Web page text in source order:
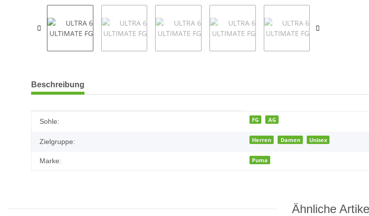
weitere Registerkarten anzeigen
Beschreibung
Produkteigenschaft
Wert
Sohle: FG AG
Zielgruppe: Herren Damen Unisex
Marke: Puma
Ähnliche